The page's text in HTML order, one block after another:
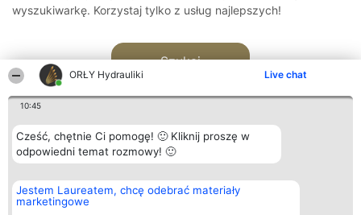
ORŁY Hydrauliki Live chat
10:45
Cześć, chętnie Ci pomogę! 🙂 Kliknij proszę w
odpowiedni temat rozmowy! 🙂
Jestem Laureatem, chcę odebrać materiały
marketingowe
wyszukiwarkę. Korzystaj tylko z usług najlepszych!
Szukaj
Organizator plebiscytu
Bright Side Solutions sp. z o.
o. sp. k.
Plebiscyt
Laureaci
Kontakt
Kontakt